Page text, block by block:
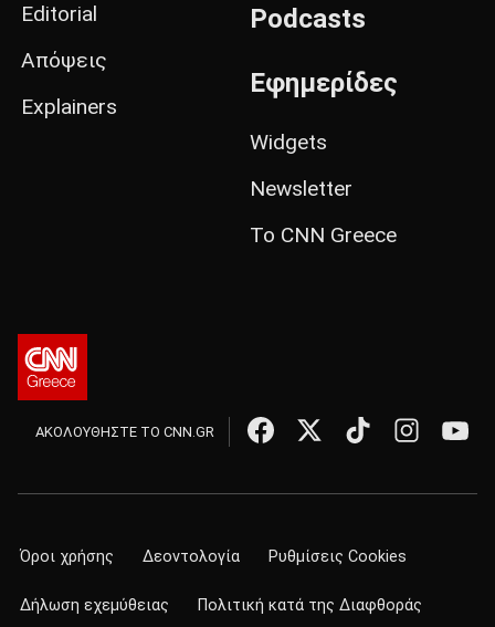
Editorial
Απόψεις
Explainers
Podcasts
Εφημερίδες
Widgets
Newsletter
Το CNN Greece
ΑΚΟΛΟΥΘΗΣΤΕ ΤΟ CNN.GR
Όροι χρήσης Δεοντολογία Ρυθμίσεις Cookies
Δήλωση εχεμύθειας Πολιτική κατά της Διαφθοράς